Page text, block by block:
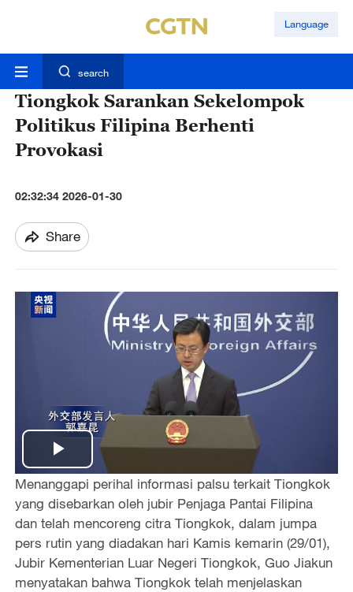
Language
search
Tiongkok Sarankan Sekelompok
Politikus Filipina Berhenti
Provokasi
02:32:34 2026-01-30
Share
P
l
a
y
Menanggapi perihal informasi palsu terkait Tiongkok
yang disebarkan oleh jubir Penjaga Pantai Filipina
dan telah mencoreng citra Tiongkok, dalam jumpa
pers rutin yang diadakan hari Kamis kemarin (29/01),
Jubir Kementerian Luar Negeri Tiongkok, Guo Jiakun
menyatakan bahwa Tiongkok telah menjelaskan